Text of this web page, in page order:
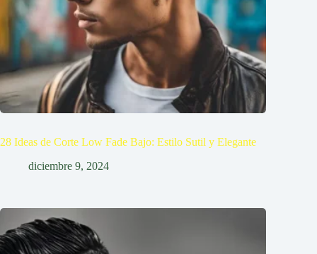
28 Ideas de Corte Low Fade Bajo: Estilo Sutil y Elegante
diciembre 9, 2024